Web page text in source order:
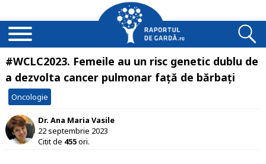
#WCLC2023. Femeile au un risc genetic dublu de
a dezvolta cancer pulmonar față de bărbați
Oncologie
Dr. Ana Maria Vasile
22 septembrie 2023
Citit de 455ori.